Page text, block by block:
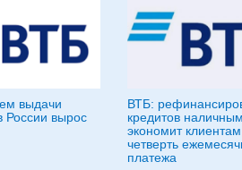
выдачи
России вырос
ВТБ:
кредитов
экономит клиентам
четверть
платежа